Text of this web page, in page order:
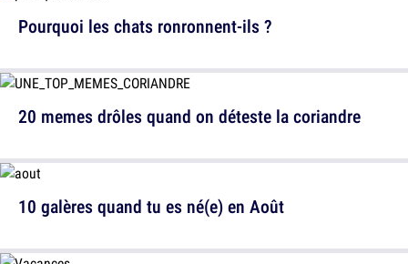
Pourquoi les chats ronronnent-ils ?
10 galères quand tu es né(e) en Août
20 memes drôles quand on déteste la coriandre